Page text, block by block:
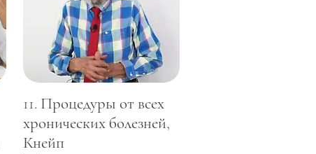
11. Процедуры от всех
хронических болезней,
Кнейп